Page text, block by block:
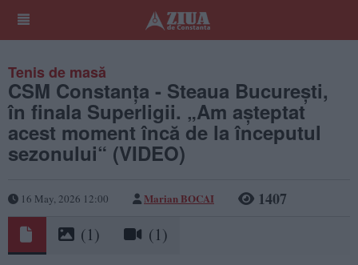
Tenis de masă
CSM Constanța - Steaua București,
în finala Superligii. „Am așteptat
acest moment încă de la începutul
sezonului“ (VIDEO)
16 May, 2026 12:00 Marian BOCAI 1407
(1) (1)